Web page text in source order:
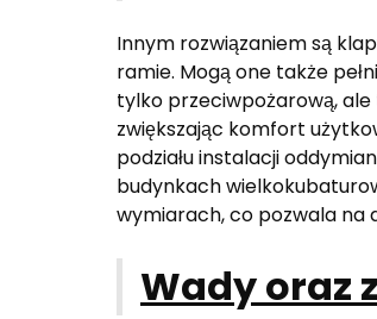
Innym rozwiązaniem są
ramie. Mogą one także
tylko przeciwpożarową,
zwiększając komfort
podziału instalacji
budynkach
wymiarach, co pozwala na
Wady oraz